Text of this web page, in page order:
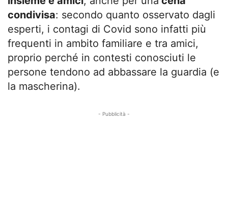
condivisa: secondo quanto osservato dagli
esperti, i contagi di Covid sono infatti più
frequenti in ambito familiare e tra amici,
proprio perché in contesti conosciuti le
persone tendono ad abbassare la guardia (e
la mascherina).
- Pubblicità -